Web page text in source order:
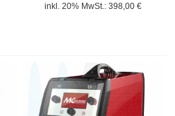
inkl. 20% MwSt.: 398,00 €